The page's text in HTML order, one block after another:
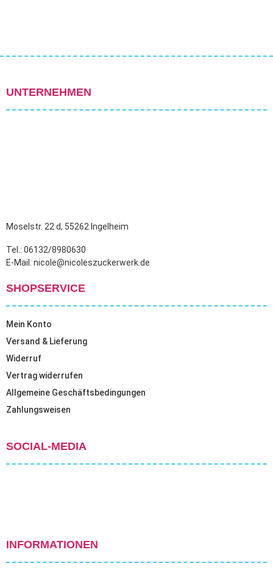
UNTERNEHMEN
Moselstr. 22 d, 55262 Ingelheim
Tel.: 06132/8980630
E-Mail: nicole@nicoleszuckerwerk.de
SHOPSERVICE
Mein Konto
Versand & Lieferung
Widerruf
Vertrag widerrufen
Allgemeine Geschäftsbedingungen
Zahlungsweisen
SOCIAL-MEDIA
INFORMATIONEN